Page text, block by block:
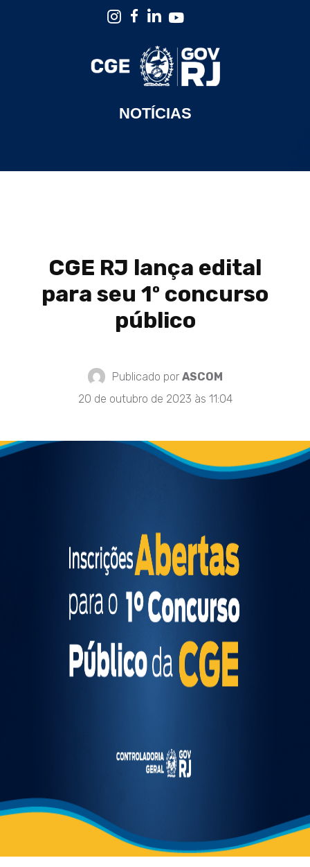
NOTÍCIAS
CGE RJ lança edital
para seu 1º concurso
público
Publicado por ASCOM
20 de outubro de 2023 às 11:04